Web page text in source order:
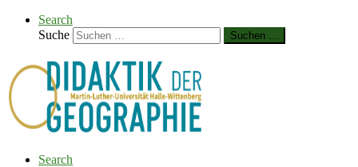
Search
Suche
Suchen …
Search